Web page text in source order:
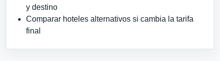
y destino
Comparar hoteles alternativos si cambia la tarifa
final